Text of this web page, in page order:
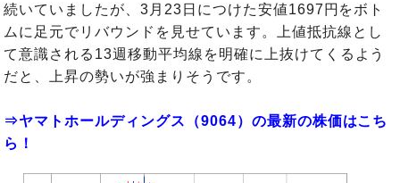
続いていましたが、3月23日につけた安値1697円をボト
ムに足元でリバウンドを見せています。上値抵抗線とし
て意識される13週移動平均線を明確に上抜けてくるよう
だと、上昇の勢いが強まりそうです。
⇒ヤマトホールディングス（9064）の最新の株価はこち
ら！